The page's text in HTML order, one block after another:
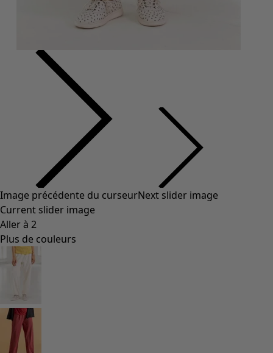
Image précédente du curseurNext slider image
Current slider image
Aller à 2
Plus de couleurs